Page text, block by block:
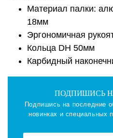
Материал палки:
18мм
Эргономичная
Кольца DH 50мм
Карбидный
ПОДПИШИСЬ
Подпишись на последние
новинках и специальных